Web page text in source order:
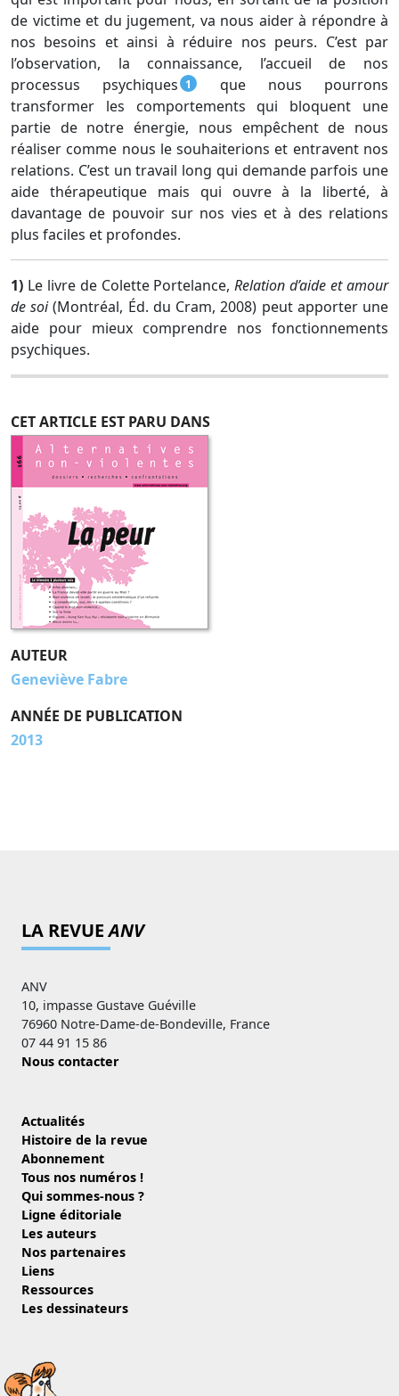
AUTEUR
Geneviève Fabre
ANNÉE DE PUBLICATION
2013
CET ARTICLE EST PARU DANS
de victime et du jugement, va nous aider à répondre à
nos besoins et ainsi à réduire nos peurs. C’est par
l’observation, la connaissance, l’accueil de nos
processus psychiques 1
que nous pourrons
transformer les comportements qui bloquent une
partie de notre énergie, nous empêchent de nous
réaliser comme nous le souhaiterions et entravent nos
relations. C’est un travail long qui demande parfois une
aide thérapeutique mais qui ouvre à la liberté, à
davantage de pouvoir sur nos vies et à des relations
plus faciles et profondes.
1) Le livre de Colette Portelance,Relation d’aide et amour
de soi(Montréal, Éd. du Cram, 2008) peut apporter une
aide pour mieux comprendre nos fonctionnements
psychiques.
LA REVUEANV
ANV
10, impasse Gustave Guéville
76960 Notre-Dame-de-Bondeville, France
07 44 91 15 86
Nous contacter
Actualités
Histoire de la revue
Abonnement
Tous nos numéros !
Qui sommes-nous ?
Ligne éditoriale
Les auteurs
Nos partenaires
Liens
Ressources
Les dessinateurs